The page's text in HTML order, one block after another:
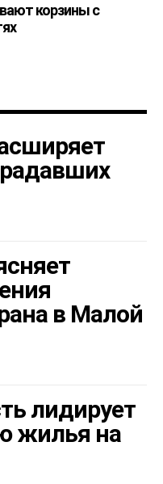
корзины с
в Малой
лидирует
жилья на